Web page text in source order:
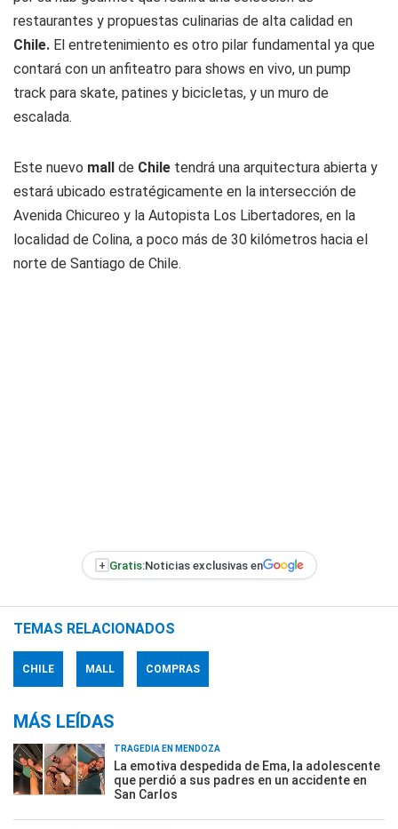
restaurantes y propuestas culinarias de alta calidad en
Chile. El entretenimiento es otro pilar fundamental ya que
contará con un anfiteatro para shows en vivo, un pump
track para skate, patines y bicicletas, y un muro de
escalada.
Este nuevo mall de Chile tendrá una arquitectura abierta y
estará ubicado estratégicamente en la intersección de
Avenida Chicureo y la Autopista Los Libertadores, en la
localidad de Colina, a poco más de 30 kilómetros hacia el
norte de Santiago de Chile.
+ Gratis:Noticias exclusivas en
TEMAS RELACIONADOS
CHILE MALL COMPRAS
MÁS LEÍDAS
TRAGEDIA EN MENDOZA
La emotiva despedida de Ema, la adolescente
que perdió a sus padres en un accidente en
San Carlos